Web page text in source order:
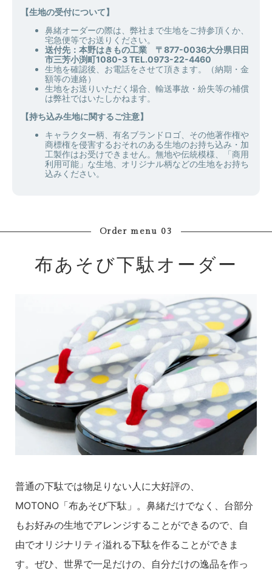
【生地の受付について】
鼻緒オーダーの際は、弊社まで生地をご持参頂くか、
宅急便等でお送りください。
送付先：本野はきもの工業 〒877-0036大分県日田
市三芳小渕町1080-3 TEL.0973-22-4460
生地を確認後、お電話をさせて頂きます。（納期・金
額等の連絡）
生地をお送りいただく場合、輸送事故・紛失等の補償
は弊社ではいたしかねます。
【持ち込み生地に関するご注意】
キャラクター柄、有名ブランドロゴ、その他著作権や
商標権を侵害するおそれのある生地のお持ち込み・加
工製作はお受けできません。無地や伝統模様、「商用
利用可能」な生地、オリジナル柄などの生地をお持ち
込みください。
Order menu 03
布あそび下駄オーダー
普通の下駄では物足りない人に大好評の、
MOTONO「布あそび下駄」。鼻緒だけでなく、台部分
もお好みの生地でアレンジすることができるので、自
由でオリジナリティ溢れる下駄を作ることができま
す。ぜひ、世界で一足だけの、自分だけの逸品を作っ